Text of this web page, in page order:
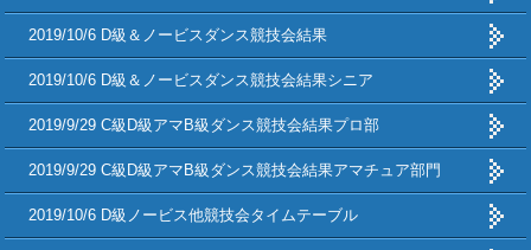
2019/10/6 D級＆ノービスダンス競技会結果
2019/10/6 D級＆ノービスダンス競技会結果シニア
2019/9/29 C級D級アマB級ダンス競技会結果プロ部
2019/9/29 C級D級アマB級ダンス競技会結果アマチュア部門
2019/10/6 D級ノービス他競技会タイムテーブル